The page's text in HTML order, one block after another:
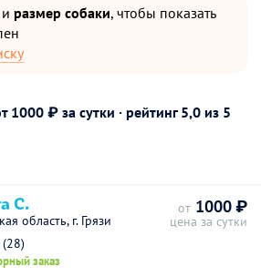
и размер собаки, чтобы показать
1000 ₽ за сутки · рейтинг 5,0 из 5
С.
область, г. Грязи
(28)
заказ
от 1000 ₽
цена за сутки